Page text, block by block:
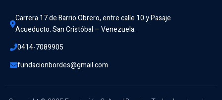
Carrera 17 de Barrio Obrero, entre calle 10 y Pasaje
Acueducto. San Cristóbal – Venezuela.
0414-7089905
fundacionbordes@gmail.com